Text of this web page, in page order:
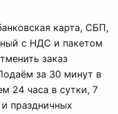
карта, СБП,
с НДС и пакетом
заказ
за 30 минут в
24 часа в сутки, 7
праздничных